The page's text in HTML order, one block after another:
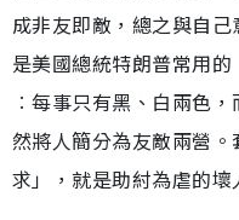
成非友即敵，總之與自
是美國總統特朗普常用
︰每事只有黑、白兩色
然將人簡分為友敵兩營
求」，就是助紂為虐的壞